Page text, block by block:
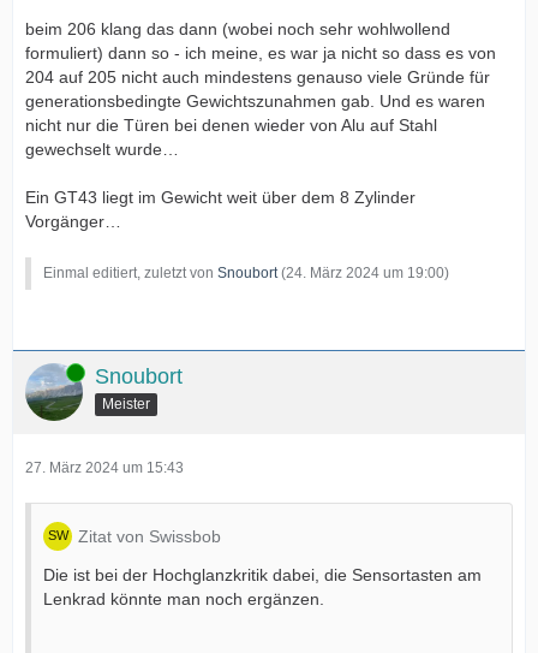
beim 206 klang das dann (wobei noch sehr wohlwollend
formuliert) dann so - ich meine, es war ja nicht so dass es von
204 auf 205 nicht auch mindestens genauso viele Gründe für
generationsbedingte Gewichtszunahmen gab. Und es waren
nicht nur die Türen bei denen wieder von Alu auf Stahl
gewechselt wurde…
Ein GT43 liegt im Gewicht weit über dem 8 Zylinder
Vorgänger…
Einmal editiert, zuletzt von Snoubort(24. März 2024 um 19:00)
Online Snoubort
Meister
27. März 2024 um 15:43
Zitat von Swissbob
Die ist bei der Hochglanzkritik dabei, die Sensortasten am
Lenkrad könnte man noch ergänzen.